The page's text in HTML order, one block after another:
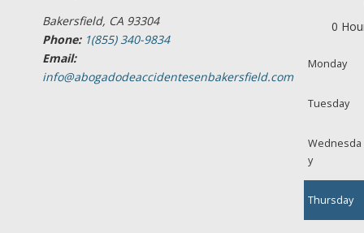
Bakersfield, CA 93304
Phone: 1(855) 340-9834
Email:
info@abogadodeaccidentesenbakersfield.com
0
Monday
Tuesday
Wednesda
y
Thursday